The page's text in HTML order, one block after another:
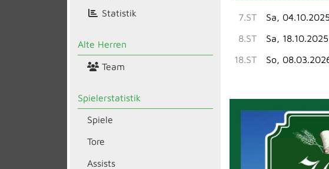
Statistik
Alte Herren
Team
Spielerstatistik
Spiele
Tore
Assists
7.ST Sa, 04.10.2025
8.ST Sa, 18.10.2025
18.ST So,